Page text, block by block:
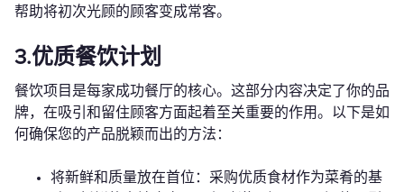
帮助将初次光顾的顾客变成常客。
3.优质餐饮计划
餐饮项目是每家成功餐厅的核心。这部分内容决定了你的品
牌，在吸引和留住顾客方面起着至关重要的作用。以下是如
何确保您的产品脱颖而出的方法：
将新鲜和质量放在首位：采购优质食材作为菜肴的基